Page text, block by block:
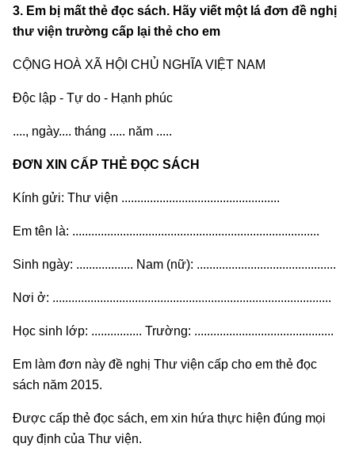
3. Em bị mất thẻ đọc sách. Hãy viết một lá đơn đề nghị
thư viện trường cấp lại thẻ cho em
CỘNG HOÀ XÃ HỘI CHỦ NGHĨA VIỆT NAM
Độc lập - Tự do - Hạnh phúc
...., ngày.... tháng ..... năm .....
ĐƠN XIN CẤP THẺ ĐỌC SÁCH
Kính gửi: Thư viện ..................................................
Em tên là: ..............................................................................
Sinh ngày: .................. Nam (nữ): ............................................
Nơi ở: ........................................................................................
Học sinh lớp: ................ Trường: ............................................
Em làm đơn này đề nghị Thư viện cấp cho em thẻ đọc
sách năm 2015.
Được cấp thẻ đọc sách, em xin hứa thực hiện đúng mọi
quy định của Thư viện.